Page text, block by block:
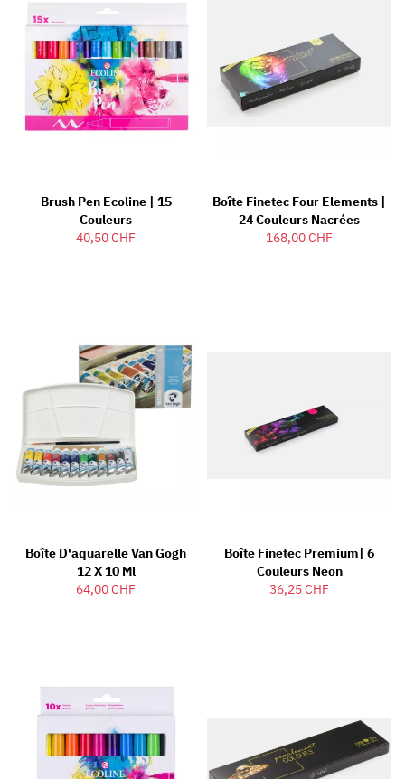
Brush Pen Ecoline | 15
Couleurs
40,50 CHF
Boîte Finetec Four Elements |
24 Couleurs Nacrées
168,00 CHF
Boîte D'aquarelle Van Gogh
12 X 10 Ml
64,00 CHF
Boîte Finetec Premium| 6
Couleurs Neon
36,25 CHF